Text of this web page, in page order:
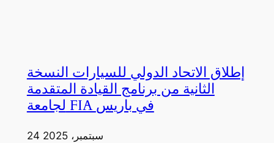
إطلاق الاتحاد الدولي للسيارات النسخة
الثانية من برنامج القيادة المتقدمة
لجامعة FIA في باريس
24 سبتمبر، 2025